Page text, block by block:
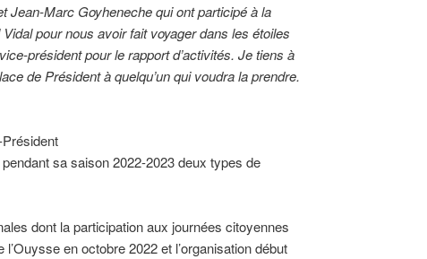
Jean-Marc Goyheneche qui ont participé à la
pour nous avoir fait voyager dans les étoiles
président pour le rapport d’activités. Je tiens à
de Président à quelqu’un qui voudra la prendre.
sa saison 2022-2023 deux types de
dont la participation aux journées citoyennes
en octobre 2022 et l’organisation début